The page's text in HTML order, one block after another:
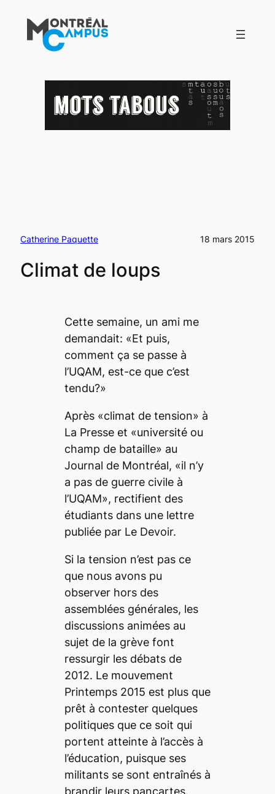
contenu
Catherine Paquette 18 mars 2015
Climat de loups
Cette semaine, un ami me
demandait: «Et puis,
comment ça se passe à
l’UQAM, est-ce que c’est
tendu?»
Après «climat de tension» à
La Presse et «université ou
champ de bataille» au
Journal de Montréal, «il n’y
a pas de guerre civile à
l’UQAM», rectifient des
étudiants dans une lettre
publiée par Le Devoir.
Si la tension n’est pas ce
que nous avons pu
observer hors des
assemblées générales, les
discussions animées au
sujet de la grève font
ressurgir les débats de
2012. Le mouvement
Printemps 2015 est plus que
prêt à contester quelques
politiques que ce soit qui
portent atteinte à l’accès à
l’éducation, puisque ses
militants se sont entraînés à
brandir leurs pancartes,